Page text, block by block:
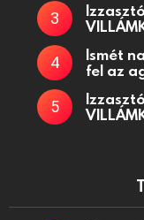
Ismét
fel az